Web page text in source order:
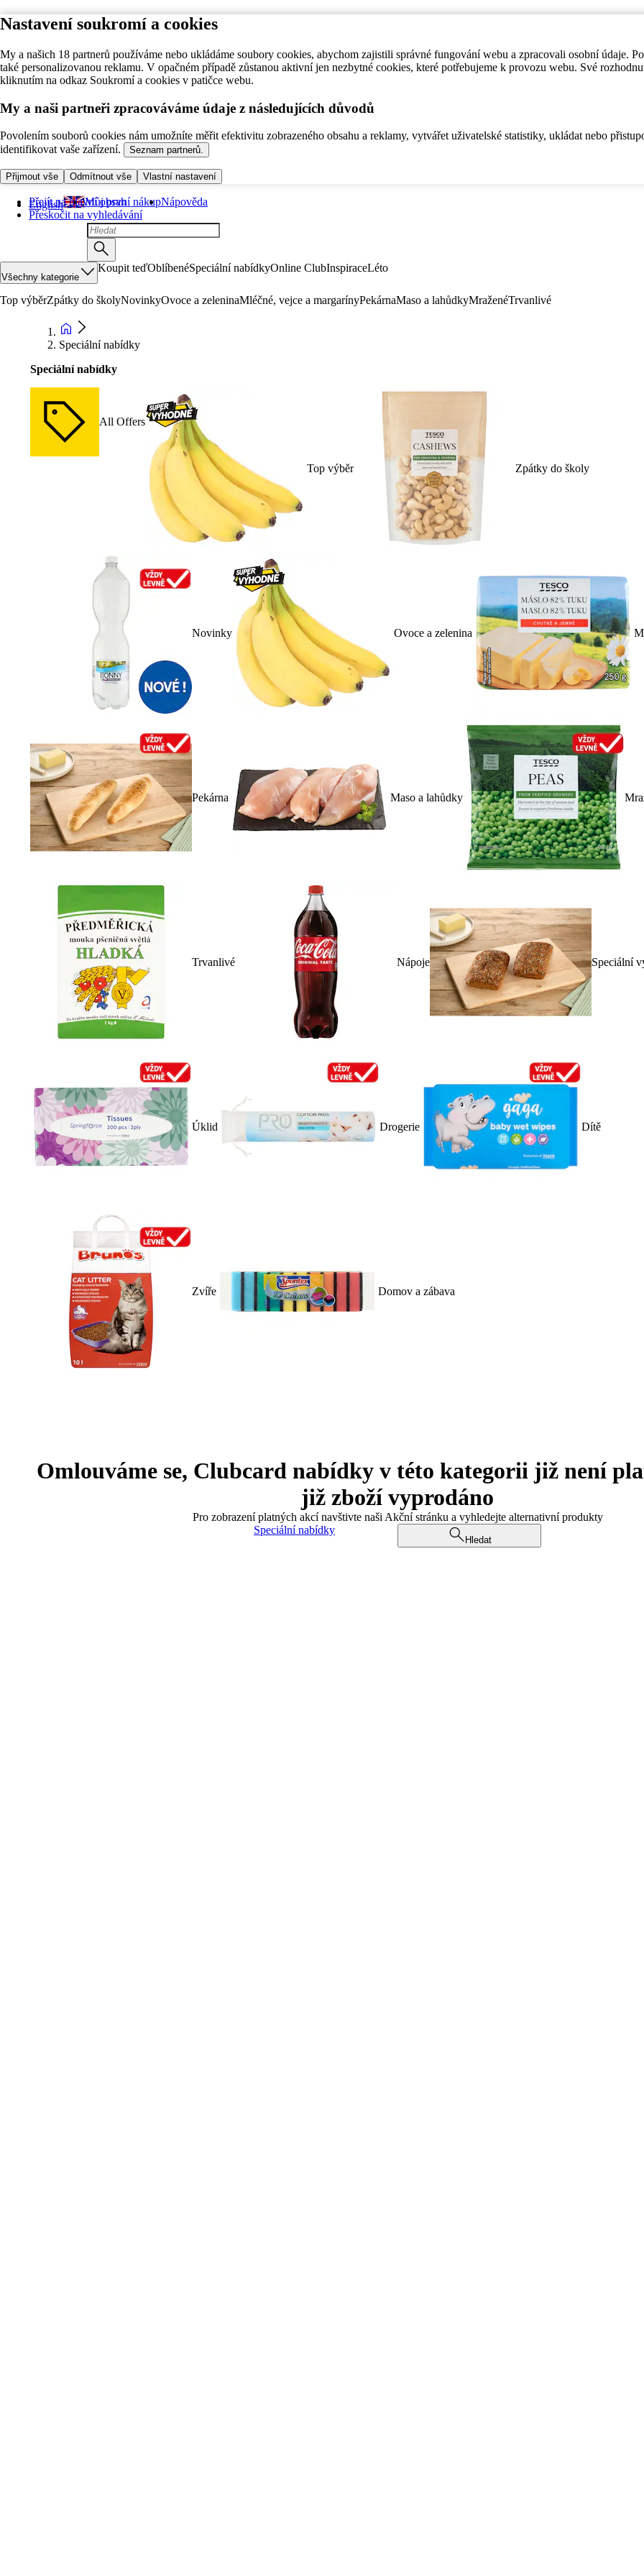
Nastavení soukromí a cookies
My a našich 18 partnerů používáme nebo ukládáme soubory cookies, abychom zajistili správné fungování webu a zpracovali osobní údaje.
také personalizovanou reklamu. V opačném případě zůstanou aktivní jen nezbytné cookies, které potřebujeme k provozu webu. Své
kliknutím na odkaz Soukromí a cookies v patičce webu.
My a naši partneři zpracováváme údaje z následujících důvodů
Povolením souborů cookies nám umožníte měřit efektivitu zobrazeného obsahu a reklamy, vytvářet uživatelské statistiky, ukládat nebo
identifikovat vaše zařízení.
Seznam partnerů.
Přijmout vše Odmítnout vše Vlastní nastavení
Přejít na hlavní obsah
Přeskočit na vyhledávání
English Můj první nákupNápověda
Všechny kategorie
Koupit teďOblíbenéSpeciální nabídkyOnline ClubInspiraceLéto
Top výběrZpátky do školyNovinkyOvoce a zeleninaMléčné, vejce a margarínyPekárnaMaso a lahůdkyMraženéTrvanlivé
Speciální nabídky
Speciální nabídky
All Offers
Top výběr Zpátky do školy
Novinky Ovoce a zelenina
Pekárna Maso a lahůdky
Trvanlivé Nápoje Speciální
Úklid Drogerie Dítě
Zvíře Domov a zábava
Omlouváme se, Clubcard nabídky v této kategorii již není
již zboží vyprodáno
Pro zobrazení platných akcí navštivte naši Akční stránku a vyhledejte alternativní produkty
Speciální nabídky
Hledat